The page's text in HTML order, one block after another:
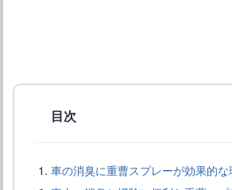
目次
車の消臭に重曹スプレーが効果的な